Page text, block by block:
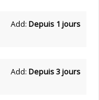
Add: Depuis 1 jours
Add: Depuis 3 jours